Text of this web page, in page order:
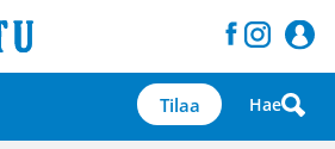
Tilaa Hae